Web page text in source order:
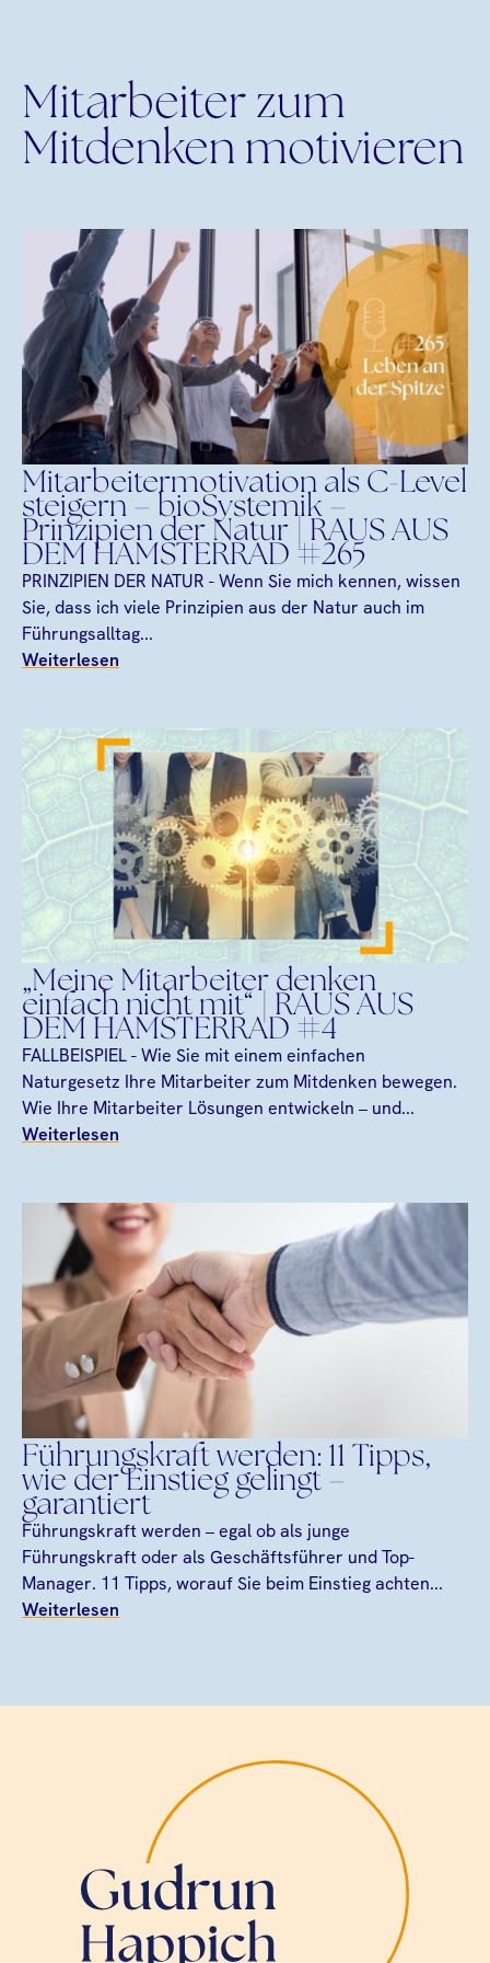
Mitarbeiter zum
Mitdenken motivieren
Mitarbeitermotivation als C-Level
steigern – bioSystemik –
Prinzipien der Natur | RAUS AUS
DEM HAMSTERRAD #265
PRINZIPIEN DER NATUR - Wenn Sie mich kennen, wissen
Sie, dass ich viele Prinzipien aus der Natur auch im
Führungsalltag...
Weiterlesen
„Meine Mitarbeiter denken
einfach nicht mit“ | RAUS AUS
DEM HAMSTERRAD #4
FALLBEISPIEL - Wie Sie mit einem einfachen
Naturgesetz Ihre Mitarbeiter zum Mitdenken bewegen.
Wie Ihre Mitarbeiter Lösungen entwickeln – und...
Weiterlesen
Führungskraft werden: 11 Tipps,
wie der Einstieg gelingt –
garantiert
Führungskraft werden – egal ob als junge
Führungskraft oder als Geschäftsführer und Top-
Manager. 11 Tipps, worauf Sie beim Einstieg achten...
Weiterlesen